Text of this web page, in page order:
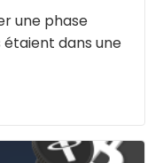
une phase
dans une